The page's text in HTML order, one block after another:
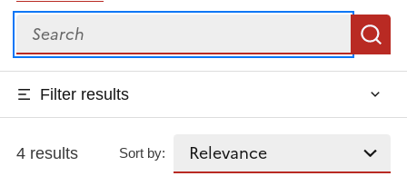
Search
Filter results
4 results Sort by: